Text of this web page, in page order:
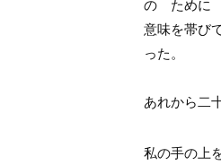
の ために
意味を帯び
った。
あれから二
私の手の上